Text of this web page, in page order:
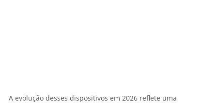
A evolução desses dispositivos em 2026 reflete uma